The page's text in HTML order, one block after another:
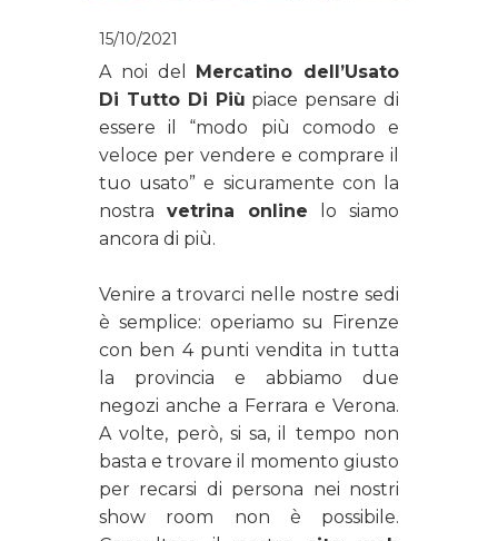
15/10/2021
A noi del Mercatino dell’Usato
Di Tutto Di Più piace pensare di
essere il “modo più comodo e
veloce per vendere e comprare il
tuo usato” e sicuramente con la
nostra vetrina online lo siamo
ancora di più.
Venire a trovarci nelle nostre sedi
è semplice: operiamo su Firenze
con ben 4 punti vendita in tutta
la provincia e abbiamo due
negozi anche a Ferrara e Verona.
A volte, però, si sa, il tempo non
basta e trovare il momento giusto
per recarsi di persona nei nostri
show room non è possibile.